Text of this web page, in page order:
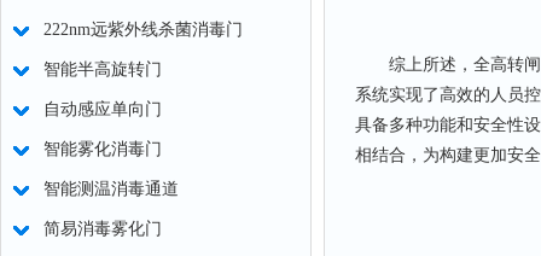
222nm远紫外线杀菌消毒门
智能半高旋转门
自动感应单向门
智能雾化消毒门
智能测温消毒通道
简易消毒雾化门
综上所述，全高转闸
系统实现了高效的人员
具备多种功能和安全性
相结合，为构建更加安